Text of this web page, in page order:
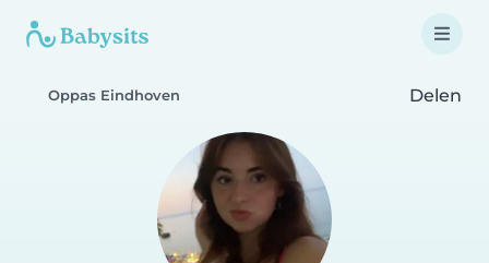
Oppas Eindhoven Delen